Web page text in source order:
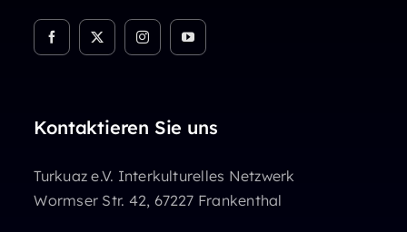
Kontaktieren Sie uns
Turkuaz e.V. Interkulturelles Netzwerk
Wormser Str. 42, 67227 Frankenthal